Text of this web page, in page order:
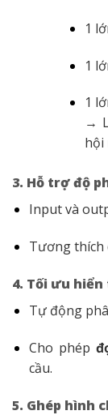
1
1
1
→
hội
3. Hỗ trợ độ
Input và
Tương thích
4. Tối ưu
Tự động
Cho phép
cầu.
5. Ghép hình